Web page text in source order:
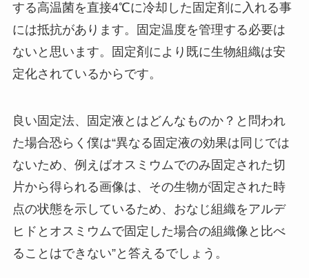
する高温菌を直接4℃に冷却した固定剤に入れる事
には抵抗があります。固定温度を管理する必要は
ないと思います。固定剤により既に生物組織は安
定化されているからです。
良い固定法、固定液とはどんなものか？と問われ
た場合恐らく僕は“異なる固定液の効果は同じでは
ないため、例えばオスミウムでのみ固定された切
片から得られる画像は、その生物が固定された時
点の状態を示しているため、おなじ組織をアルデ
ヒドとオスミウムで固定した場合の組織像と比べ
ることはできない”と答えるでしょう。